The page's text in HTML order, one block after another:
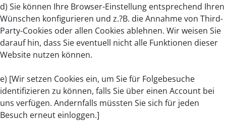
d) Sie können Ihre Browser-Einstellung entsprechend Ihren
Wünschen konfigurieren und z.?B. die Annahme von Third-
Party-Cookies oder allen Cookies ablehnen. Wir weisen Sie
darauf hin, dass Sie eventuell nicht alle Funktionen dieser
Website nutzen können.
e) [Wir setzen Cookies ein, um Sie für Folgebesuche
identifizieren zu können, falls Sie über einen Account bei
uns verfügen. Andernfalls müssten Sie sich für jeden
Besuch erneut einloggen.]